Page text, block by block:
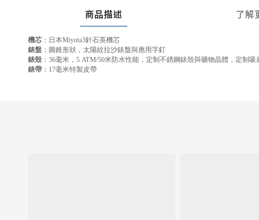
商品描述 了解
機芯 ：日本Miyota3針石英機芯
錶盤 ：圓錐形狀，太陽紋拉沙錶盤與應用字釘
錶殼 ：36毫米，5 ATM/50米防水性能，定制不銹鋼錶殼與礦物晶體，定制吸
錶帶 ： 17毫米特製皮帶